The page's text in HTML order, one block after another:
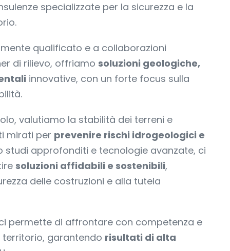
specializzate per la sicurezza e la
qualificato e a collaborazioni
di rilievo, offriamo soluzioni geologiche,
innovative, con un forte focus sulla
valutiamo la stabilità dei terreni e
mirati per prevenire rischi idrogeologici e
studi approfonditi e tecnologie avanzate, ci
soluzioni affidabili e sostenibili,
delle costruzioni e alla tutela
permette di affrontare con competenza e
garantendo risultati di alta